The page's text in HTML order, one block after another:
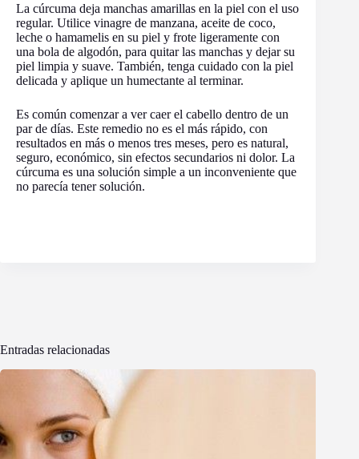
La cúrcuma deja manchas amarillas en la piel con el uso
regular. Utilice vinagre de manzana, aceite de coco,
leche o hamamelis en su piel y frote ligeramente con
una bola de algodón, para quitar las manchas y dejar su
piel limpia y suave. También, tenga cuidado con la piel
delicada y aplique un humectante al terminar.
Es común comenzar a ver caer el cabello dentro de un
par de días. Este remedio no es el más rápido, con
resultados en más o menos tres meses, pero es natural,
seguro, económico, sin efectos secundarios ni dolor. La
cúrcuma es una solución simple a un inconveniente que
no parecía tener solución.
Entradas relacionadas